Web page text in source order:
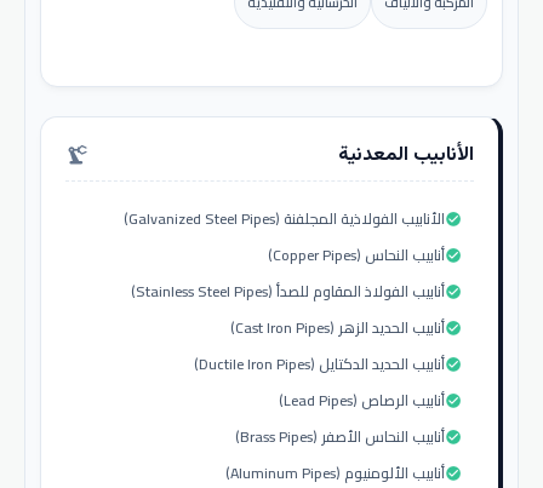
الأنابيب المعدنية precision_manufacturing
الأنابيب الفولاذية المجلفنة (Galvanized Steel Pipes)check_circle
أنابيب النحاس (Copper Pipes)check_circle
أنابيب الفولاذ المقاوم للصدأ (Stainless Steel Pipes)check_circle
أنابيب الحديد الزهر (Cast Iron Pipes)check_circle
أنابيب الحديد الدكتايل (Ductile Iron Pipes)check_circle
أنابيب الرصاص (Lead Pipes)check_circle
أنابيب النحاس الأصفر (Brass Pipes)check_circle
أنابيب الألومنيوم (Aluminum Pipes)check_circle